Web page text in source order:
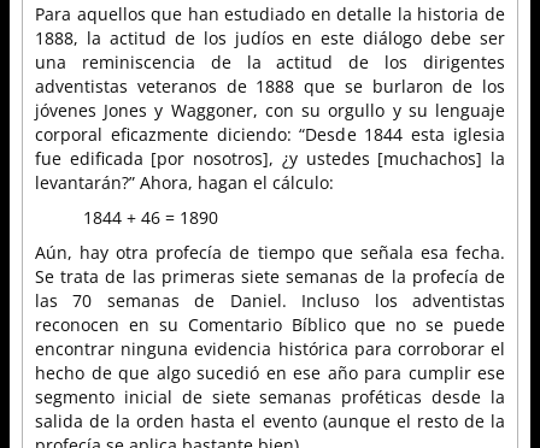
Para aquellos que han estudiado en detalle la historia de
1888, la actitud de los judíos en este diálogo debe ser
una reminiscencia de la actitud de los dirigentes
adventistas veteranos de 1888 que se burlaron de los
jóvenes Jones y Waggoner, con su orgullo y su lenguaje
corporal eficazmente diciendo: “Desde 1844 esta iglesia
fue edificada [por nosotros], ¿y ustedes [muchachos] la
levantarán?” Ahora, hagan el cálculo:
1844 + 46 = 1890
Aún, hay otra profecía de tiempo que señala esa fecha.
Se trata de las primeras siete semanas de la profecía de
las 70 semanas de Daniel. Incluso los adventistas
reconocen en su Comentario Bíblico que no se puede
encontrar ninguna evidencia histórica para corroborar el
hecho de que algo sucedió en ese año para cumplir ese
segmento inicial de siete semanas proféticas desde la
salida de la orden hasta el evento (aunque el resto de la